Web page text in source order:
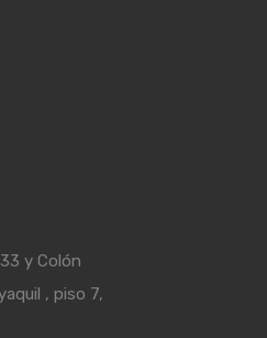
y Colón
, piso 7,